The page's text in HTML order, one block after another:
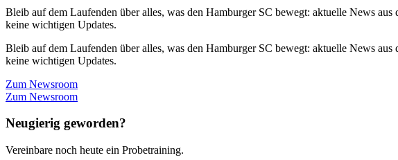
Bleib auf dem Laufenden über alles, was den Hamburger SC bewegt: aktuelle News
keine wichtigen Updates.
Bleib auf dem Laufenden über alles, was den Hamburger SC bewegt: aktuelle News
keine wichtigen Updates.
Zum Newsroom
Zum Newsroom
Neugierig geworden?
Vereinbare noch heute ein Probetraining.